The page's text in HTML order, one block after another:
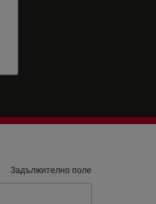
Задължително поле